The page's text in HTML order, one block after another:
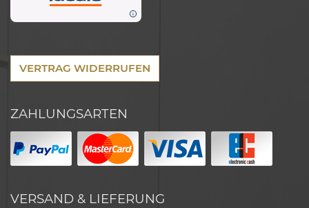
VERTRAG WIDERRUFEN
ZAHLUNGSARTEN
VERSAND & LIEFERUNG